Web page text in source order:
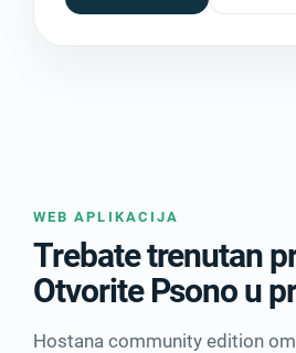
WEB APLIKACIJA
Trebate trenutan
Otvorite Psono u
Hostana community edition